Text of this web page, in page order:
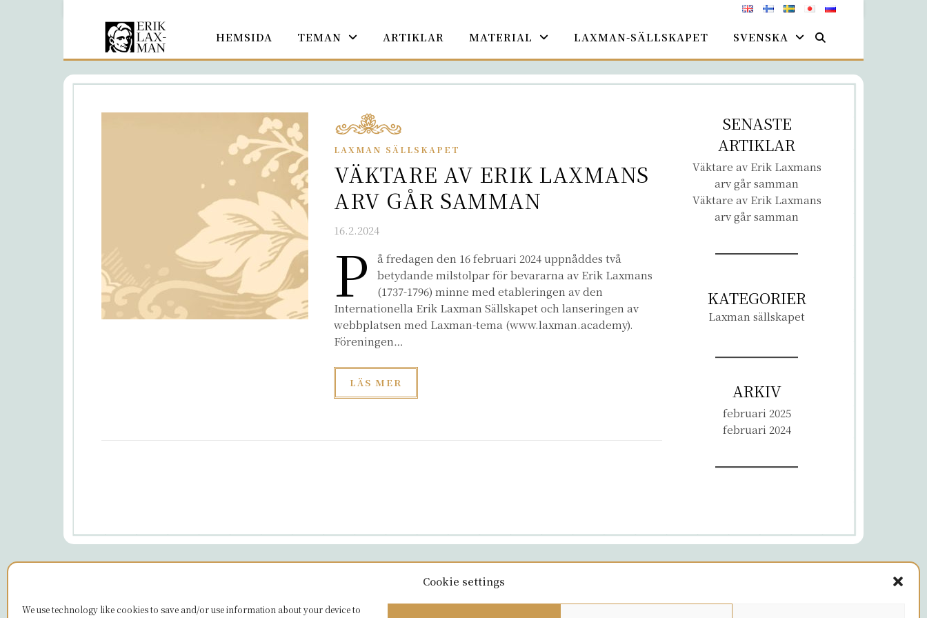
Cookie settings
We use technology like cookies to save and/or use information about your device to
HEMSIDA TEMAN ARTIKLAR MATERIAL LAXMAN-SÄLLSKAPET SVENSKA
LAXMAN SÄLLSKAPET
VÄKTARE AV ERIK LAXMANS
ARV GÅR SAMMAN
16.2.2024
P
å fredagen den 16 februari 2024 uppnåddes två
betydande milstolpar för bevararna av Erik Laxmans
(1737-1796) minne med etableringen av den
Internationella Erik Laxman Sällskapet och lanseringen av
webbplatsen med Laxman-tema (www.laxman.academy).
Föreningen…
LÄS MER
SENASTE
ARTIKLAR
Väktare av Erik Laxmans
arv går samman
Väktare av Erik Laxmans
arv går samman
KATEGORIER
Laxman sällskapet
ARKIV
februari 2025
februari 2024